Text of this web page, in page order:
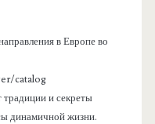
в Европе во
catalog
традиции и секреты
динамичной жизни.